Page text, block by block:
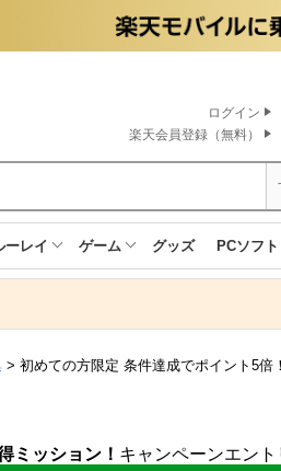
ログイン
楽天会員登録（無料）
ーレイ ゲーム グッズ PCソフ
> 初めての方限定 条件達成でポイント5倍
ミッション！ キャンペーンエン